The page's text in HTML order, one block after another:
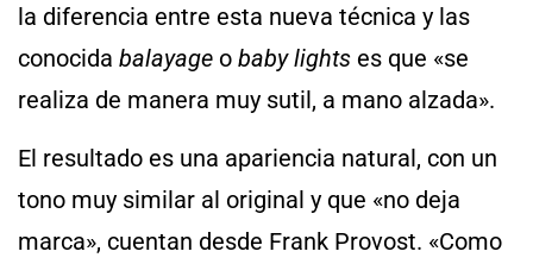
la diferencia entre esta nueva técnica y las
conocida balayage o baby lights es que «se
realiza de manera muy sutil, a mano alzada».
El resultado es una apariencia natural, con un
tono muy similar al original y que «no deja
marca», cuentan desde Frank Provost. «Como